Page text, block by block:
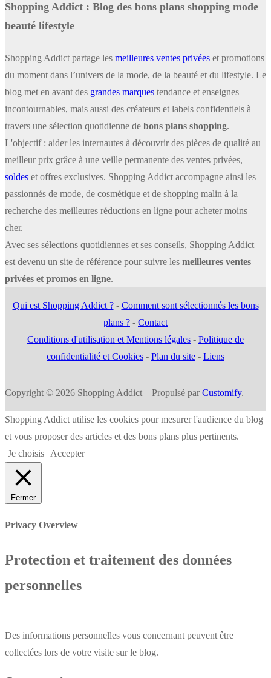
Shopping Addict : Blog des bons plans shopping mode
beauté lifestyle
Shopping Addict partage les meilleures ventes privées et promotions
du moment dans l’univers de la mode, de la beauté et du lifestyle. Le
blog met en avant des grandes marques tendance et enseignes
incontournables, mais aussi des créateurs et labels confidentiels à
travers une sélection quotidienne de bons plans shopping.
L'objectif : aider les internautes à découvrir des pièces de qualité au
meilleur prix grâce à une veille permanente des ventes privées,
soldes et offres exclusives. Shopping Addict accompagne ainsi les
passionnés de mode, de cosmétique et de shopping malin à la
recherche des meilleures réductions en ligne pour acheter moins
cher.
Avec ses sélections quotidiennes et ses conseils, Shopping Addict
est devenu un site de référence pour suivre les meilleures ventes
privées et promos en ligne.
Qui est Shopping Addict ?- Comment sont sélectionnés les bons
plans ? - Contact
Conditions d'utilisation et Mentions légales - Politique de
confidentialité et Cookies - Plan du site - Liens
Copyright © 2026 Shopping Addict – Propulsé par Customify.
Shopping Addict utilise les cookies pour mesurer l'audience du blog
et vous proposer des articles et des bons plans plus pertinents.
Je choisis
Accepter
Fermer
Privacy Overview
Protection et traitement des données
personnelles
Des informations personnelles vous concernant peuvent être
collectées lors de votre visite sur le blog.